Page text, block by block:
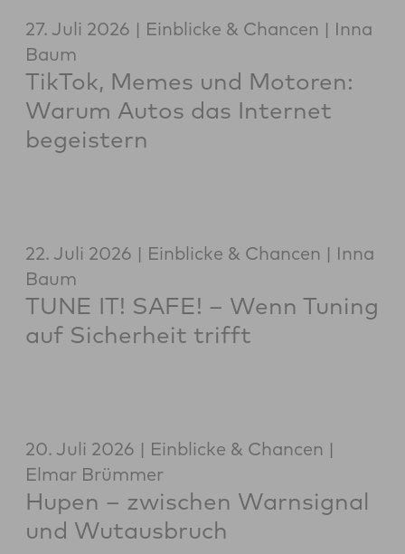
27. Juli 2026 Einblicke & Chancen
Inna
Baum
TikTok, Memes und Motoren:
Warum Autos das Internet
begeistern
22. Juli 2026 Einblicke & Chancen
Inna
Baum
TUNE IT! SAFE! – Wenn Tuning
auf Sicherheit trifft
20. Juli 2026
Einblicke & Chancen
Elmar Brümmer
Hupen – zwischen Warnsignal
und Wutausbruch